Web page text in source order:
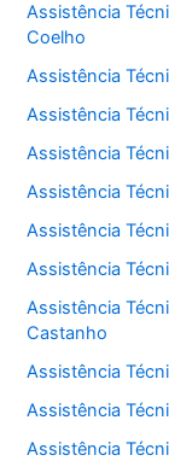
Assistência
Coelho
Assistência
Assistência
Assistência
Assistência
Assistência
Assistência
Assistência
Castanho
Assistência
Assistência
Assistência